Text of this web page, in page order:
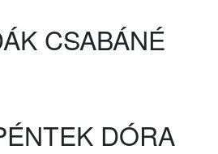
CSABÁNÉ
DÓRA